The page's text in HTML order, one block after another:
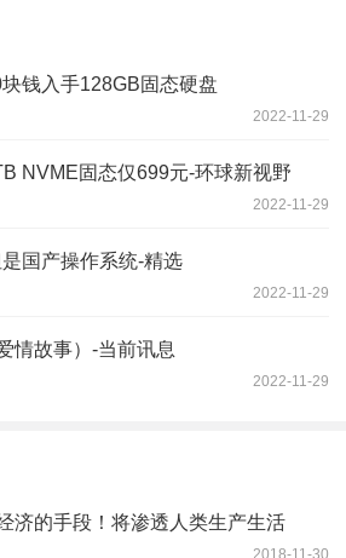
块钱入手128GB固态硬盘
2022-11-29
NVME固态仅699元-环球新视野
2022-11-29
国产操作系统-精选
2022-11-29
情故事）-当前讯息
2022-11-29
济的手段！将渗透人类生产生活
2018-11-30